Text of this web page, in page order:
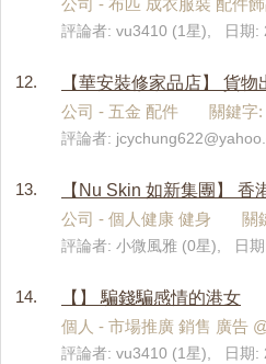
公司 - 布匹 成衣服裝 配件
評論者: vu3410 (1星), 日期
12.
【華安裝修家品店】 貨
公司 - 五金 配件 關鍵字:
評論者:
13.
【Nu Skin 如新集團】
公司 - 個人健康 健身 關
評論者: 小微風雅 (0星), 日
14.
【】 騙錢騙感情的港女
個人 - 市場推廣 銷售 廣告
評論者: vu3410 (1星), 日期